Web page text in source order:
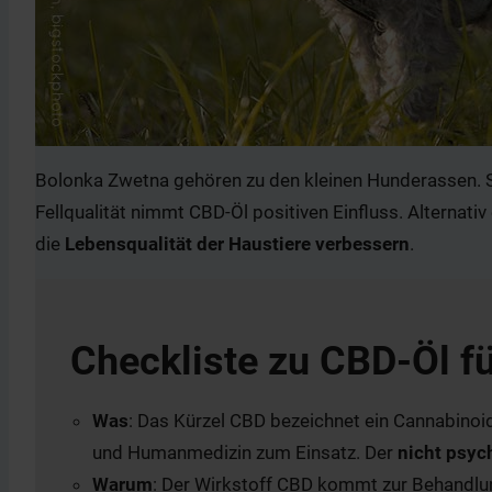
Bolonka Zwetna gehören zu den kleinen
Fellqualität nimmt CBD-Öl positiven Einfluss.
die Lebensqualität der Haustiere verbessern.
Checkliste zu CBD-Öl
Was: Das Kürzel CBD bezeichnet ein
und Humanmedizin zum Einsatz. Der nicht
Warum: Der Wirkstoff CBD kommt zur